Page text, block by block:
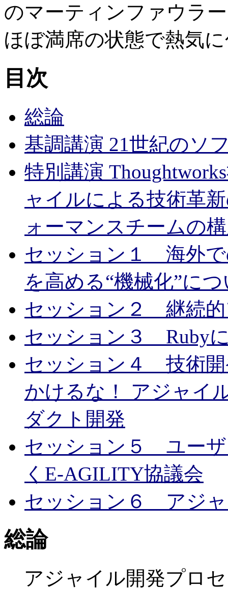
のマーティンファウラ
ほぼ満席の状態で熱気
目次
総論
基調講演 21世紀のソ
特別講演
ャイルによる技術革
ォーマンスチームの
セッション１ 海外で
を高める“機械化”に
セッション２ 継続的
セッション３ Ruby
セッション４ 技術開
かけるな！ アジャイ
ダクト開発
セッション５ ユーザ
くE-AGILITY協議会
セッション６ アジ
総論
アジャイル開発プロ